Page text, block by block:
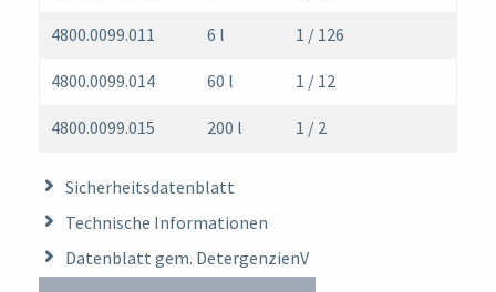
4800.0099.011 6 l 1 / 126
4800.0099.014 60 l 1 / 12
4800.0099.015 200 l 1 / 2
Sicherheitsdatenblatt
Technische Informationen
Datenblatt gem. DetergenzienV